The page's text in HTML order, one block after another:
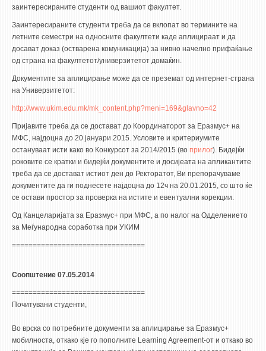
заинтересираните студенти од вашиот факултет.
Заинтересираните студенти треба да се вклопат во термините на
летните семестри на односните факултети каде аплицираат и да
досават доказ (остварена комуникација) за нивно начелно прифаќање
од страна на факултетот/универзитетот домаќин.
Документите за аплицирање може да се преземат од интернет-страна
на Универзитетот:
http://www.ukim.edu.mk/mk_content.php?meni=169&glavno=42
Пријавите треба да се достават до Координаторот за Еразмус+ на
МФС, најдоцна до 20 јануари 2015. Условите и критериумите
остануваат исти како во Конкурсот за 2014/2015 (во прилог). Бидејќи
роковите се кратки и бидејќи документите и досијеата на апликантите
треба да се достават истиот ден до Ректоратот, Ви препорачуваме
документите да ги поднесете најдоцна до 12ч на 20.01.2015, со што ќе
се остави простор за проверка на истите и евентуални корекции.
Од Канцеларијата за Еразмус+ при МФС, а по налог на Одделението
за Меѓународна соработка при УКИМ
================================
Соопштение 07.05.2014
================================
Почитувани студенти,
Во врска со потребните документи за аплицирање за Еразмус+
мобилноста, откако кје го пополните Learning Agreement-от и откако во